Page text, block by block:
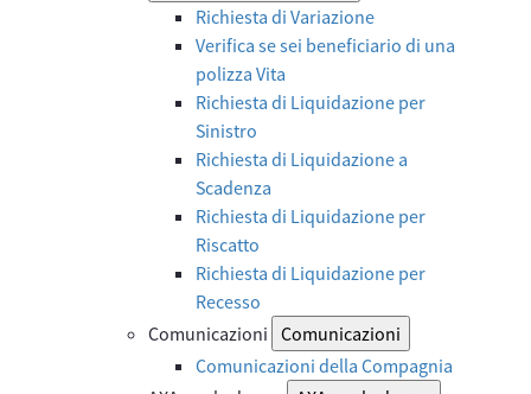
Richiesta di Variazione
Verifica se sei beneficiario di una
polizza Vita
Richiesta di Liquidazione per
Sinistro
Richiesta di Liquidazione a
Scadenza
Richiesta di Liquidazione per
Riscatto
Richiesta di Liquidazione per
Recesso
Comunicazioni Comunicazioni
Comunicazioni della Compagnia